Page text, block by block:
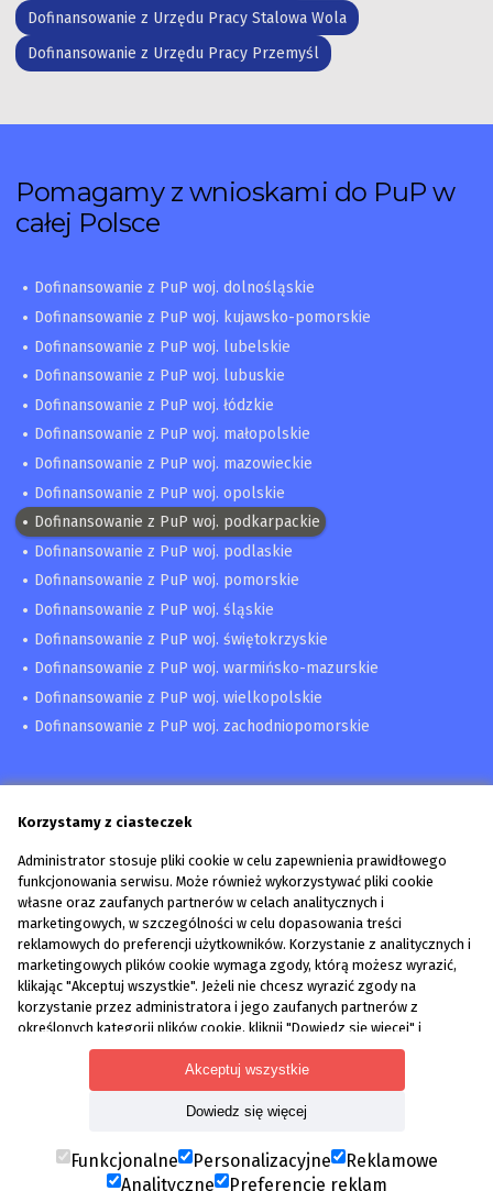
Dofinansowanie z Urzędu Pracy Stalowa Wola
Dofinansowanie z Urzędu Pracy Przemyśl
Pomagamy z wnioskami do PuP w
całej Polsce
Dofinansowanie z PuP woj. dolnośląskie
Dofinansowanie z PuP woj. kujawsko-pomorskie
Dofinansowanie z PuP woj. lubelskie
Dofinansowanie z PuP woj. lubuskie
Dofinansowanie z PuP woj. łódzkie
Dofinansowanie z PuP woj. małopolskie
Dofinansowanie z PuP woj. mazowieckie
Dofinansowanie z PuP woj. opolskie
Dofinansowanie z PuP woj. podkarpackie
Dofinansowanie z PuP woj. podlaskie
Dofinansowanie z PuP woj. pomorskie
Dofinansowanie z PuP woj. śląskie
Dofinansowanie z PuP woj. świętokrzyskie
Dofinansowanie z PuP woj. warmińsko-mazurskie
Dofinansowanie z PuP woj. wielkopolskie
Dofinansowanie z PuP woj. zachodniopomorskie
Pozyskaj dofinansowanie z PUP | Pomoc przy wniosku
Wzory dokumentów
Blog
Polityka prywatności
Korzystamy z ciasteczek
Administrator stosuje pliki cookie w celu zapewnienia prawidłowego
funkcjonowania serwisu. Może również wykorzystywać pliki cookie
własne oraz zaufanych partnerów w celach analitycznych i
marketingowych, w szczególności w celu dopasowania treści
reklamowych do preferencji użytkowników. Korzystanie z analitycznych i
marketingowych plików cookie wymaga zgody, którą możesz wyrazić,
klikając "Akceptuj wszystkie". Jeżeli nie chcesz wyrazić zgody na
korzystanie przez administratora i jego zaufanych partnerów z
określonych kategorii plików cookie, kliknij "Dowiedz się więcej" i
zdecyduj o swoich preferencjach. Wyrażoną zgodę można wycofać w
każdym momencie poprzez zmianę preferencji plików cookie. Możliwość
edycji zgód cookie znajdziesz w stopce strony pod przyciskiem "Edytuj
Korzystanie z plików cookie we wskazanych powyżej celach związane
jest z przetwarzaniem Twoich danych osobowych. Więcej informacji o
Dowiedz się więcej
Akceptuj wszystkie
Funkcjonalne Personalizacyjne
Reklamowe
Analityczne
Preferencje reklam